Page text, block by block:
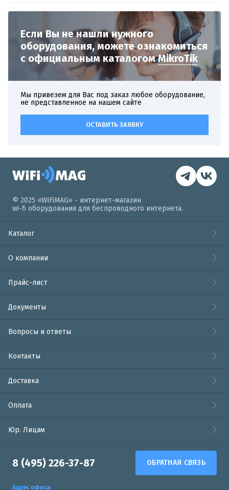
Если Вы не нашли нужного
оборудования, можете ознакомиться
с официальным каталогомMikroTik
Мы привезем для Вас под заказ любое оборудование,
не представленное на нашем сайте
ОСТАВИТЬ ЗАЯВКУ
© 2025 «WiFiMAG» - интернет-магазин
wi-fi оборудования для беспроводного интернета.
Каталог
О компании
Прайс-лист
Документы
Вопросы и ответы
Контакты
Доставка
Оплата
Юр. Лицам
8 (495) 226-37-87 ОБРАТНАЯ СВЯЗЬ
Адрес офиса